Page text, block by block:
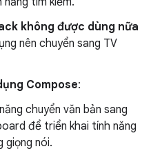
không được dùng nữa
nên chuyển sang TV
Compose:
chuyển văn bản sang
để triển khai tính năng
giọng nói.